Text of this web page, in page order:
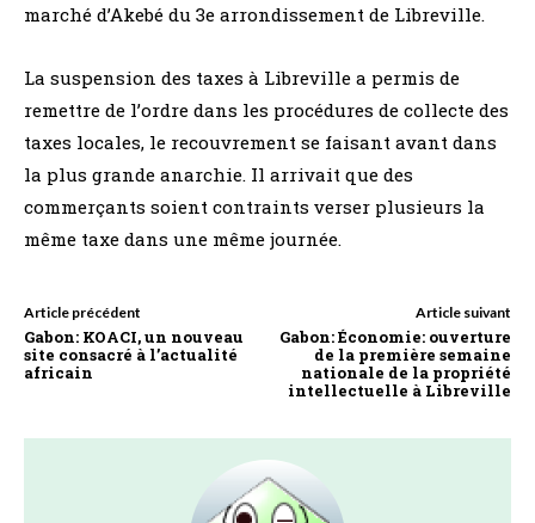
marché d’Akebé du 3e arrondissement de Libreville.
La suspension des taxes à Libreville a permis de
remettre de l’ordre dans les procédures de collecte des
taxes locales, le recouvrement se faisant avant dans
la plus grande anarchie. Il arrivait que des
commerçants soient contraints verser plusieurs la
même taxe dans une même journée.
Article précédent
Gabon: KOACI, un nouveau
site consacré à l’actualité
africain
Article suivant
Gabon: Économie: ouverture
de la première semaine
nationale de la propriété
intellectuelle à Libreville